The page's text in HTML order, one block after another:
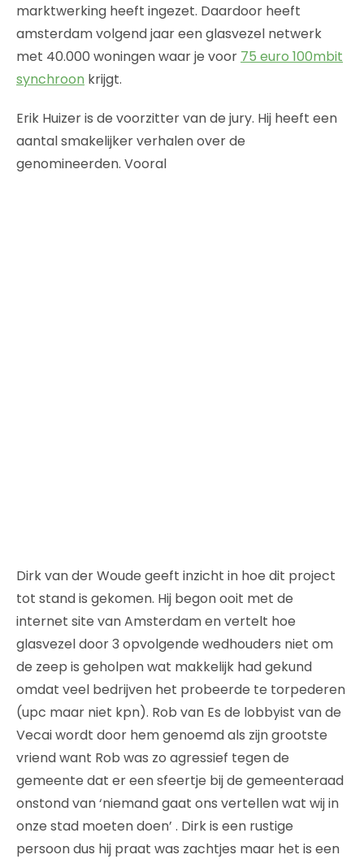
marktwerking heeft ingezet. Daardoor heeft
amsterdam volgend jaar een glasvezel netwerk
met 40.000 woningen waar je voor 75 euro 100mbit
synchroon krijgt.
Erik Huizer is de voorzitter van de jury. Hij heeft een
aantal smakelijker verhalen over de
genomineerden. Vooral
Dirk van der Woude geeft inzicht in hoe dit project
tot stand is gekomen. Hij begon ooit met de
internet site van Amsterdam en vertelt hoe
glasvezel door 3 opvolgende wedhouders niet om
de zeep is geholpen wat makkelijk had gekund
omdat veel bedrijven het probeerde te torpederen
(upc maar niet kpn). Rob van Es de lobbyist van de
Vecai wordt door hem genoemd als zijn grootste
vriend want Rob was zo agressief tegen de
gemeente dat er een sfeertje bij de gemeenteraad
onstond van ‘niemand gaat ons vertellen wat wij in
onze stad moeten doen’ . Dirk is een rustige
persoon dus hij praat was zachtjes maar het is een